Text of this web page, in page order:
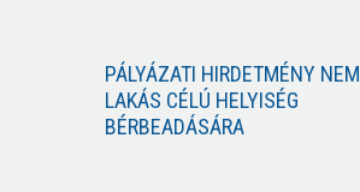
PÁLYÁZATI HIRDETMÉNY NEM
LAKÁS CÉLÚ HELYISÉG
BÉRBEADÁSÁRA